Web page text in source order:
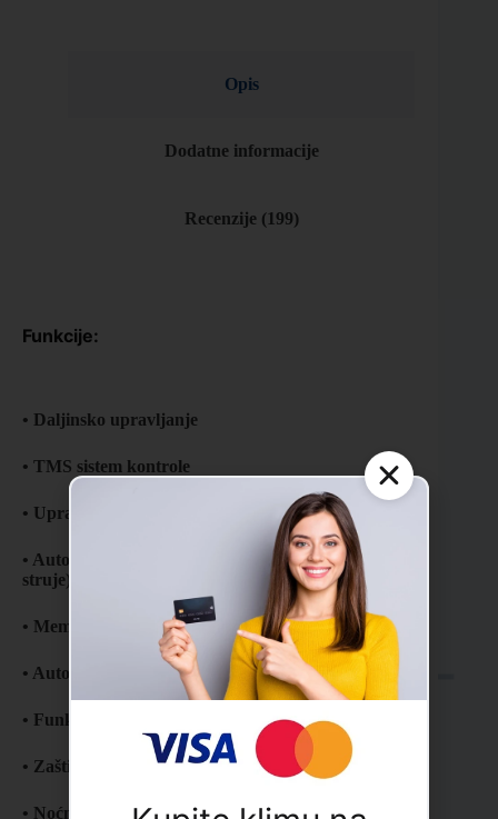
Opis
Dodatne informacije
Recenzije (199)
Funkcije:
• Daljinsko upravljanje
• TMS sistem kontrole
• Upravljanje glasom
• Automatsko ponovno uključenje (kod nestanka
struje)
• Memorija položaja krilaca
• Automatski rad
• Funkcija samočišćenja
• Zaštita od zamrzavanja
• Noćni režim rada